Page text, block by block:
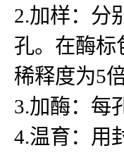
2.加样：分
孔。在酶标
稀释度为5
3.加酶：每
4.温育：用